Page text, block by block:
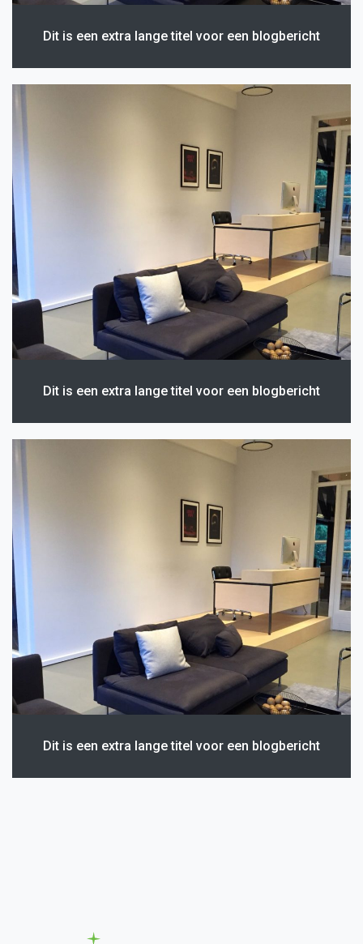
Dit is een extra lange titel voor een blogbericht
Dit is een extra lange titel voor een blogbericht
Dit is een extra lange titel voor een blogbericht